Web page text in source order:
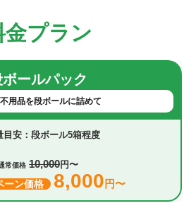
金プラン
ールパック
用品を段ボールに詰めて
段ボール5箱程度
常価格 10,000円〜
ーン価格 8,000 円〜